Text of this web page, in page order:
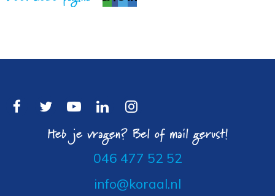
Heb je vragen? Bel of mail gerust!
046 477 52 52
info@koraal.nl